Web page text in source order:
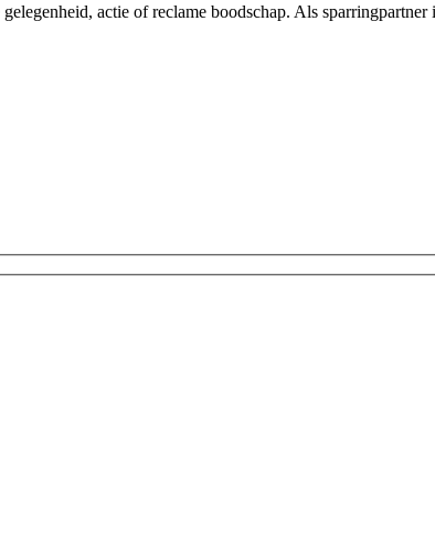
actie of reclame boodschap. Als sparringpartner